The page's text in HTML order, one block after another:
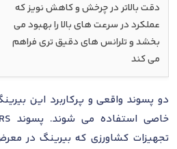
دقت بالاتر در چرخش و کاهش نویز که
عملکرد در سرعت های بالا را بهبود می
بخشد و تلرانس های دقیق تری فراهم
می کند
تجهیزات کشاورزی که بیرینگ در